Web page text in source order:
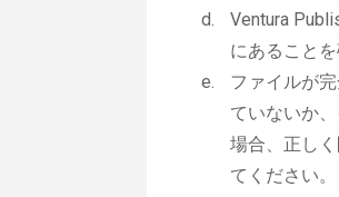
Ventura
にあること
ファイルが
ていないか
場合、正し
てください。